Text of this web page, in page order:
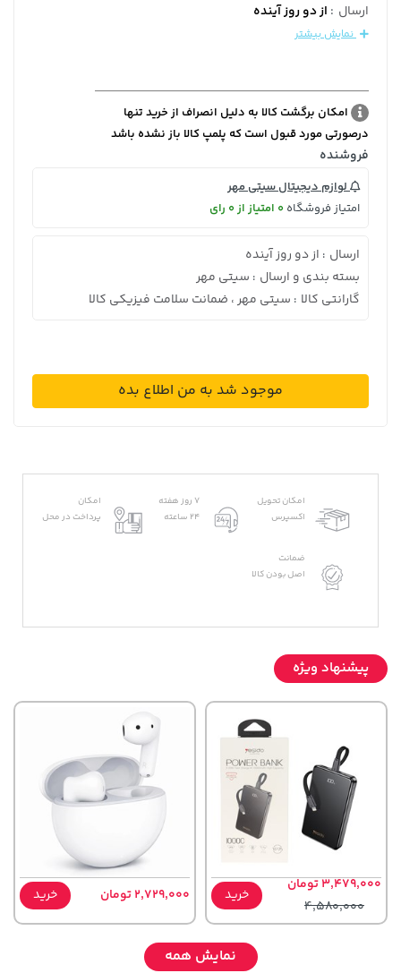
ارسال : از دو روز آینده
نمایش بیشتر
امکان برگشت کالا به دلیل انصراف از خرید تنها
درصورتی مورد قبول است که پلمپ کالا باز نشده باشد
فروشنده
لوازم دیجیتال سیتی مهر
امتیاز فروشگاه 0 امتیاز از 0 رای
ارسال : از دو روز آینده
بسته بندی و ارسال : سیتی مهر
گارانتی کالا : سیتی مهر ، ضمانت سلامت فیزیکی کالا
موجود شد به من اطلاع بده
امکان تحویل
اکسپرس
7 روز هفته
24 ساعته
امکان
پرداخت در محل
ضمانت
اصل بودن کالا
پیشنهاد ویژه
3,479,000 تومان
4,580,000
خرید 2,729,000 تومان خرید
نمایش همه